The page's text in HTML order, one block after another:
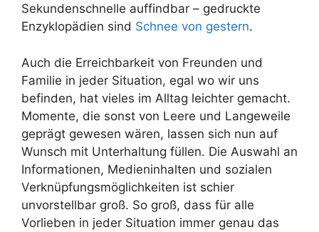
Sekundenschnelle auffindbar – gedruckte
Enzyklopädien sind Schnee von gestern.
Auch die Erreichbarkeit von Freunden und
Familie in jeder Situation, egal wo wir uns
befinden, hat vieles im Alltag leichter gemacht.
Momente, die sonst von Leere und Langeweile
geprägt gewesen wären, lassen sich nun auf
Wunsch mit Unterhaltung füllen. Die Auswahl an
Informationen, Medieninhalten und sozialen
Verknüpfungsmöglichkeiten ist schier
unvorstellbar groß. So groß, dass für alle
Vorlieben in jeder Situation immer genau das